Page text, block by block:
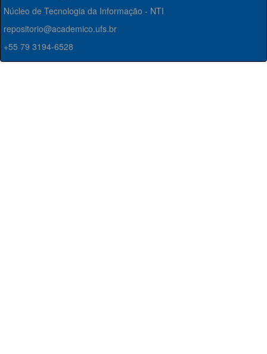
Núcleo de Tecnologia da Informação - NTI
repositorio@academico.ufs.br
+55 79 3194-6528